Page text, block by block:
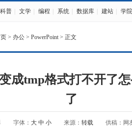
科普 文学 编程 系统 数据库 建站 学院
> 办公 > PowerPoint > 正文
成tmp格式打不开了
了
字体： 大 中 小 来源： 转载 供稿：网